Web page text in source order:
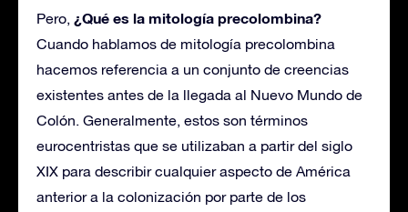
Pero, ¿Qué es la mitología precolombina?
Cuando hablamos de mitología precolombina
hacemos referencia a un conjunto de creencias
existentes antes de la llegada al Nuevo Mundo de
Colón. Generalmente, estos son términos
eurocentristas que se utilizaban a partir del siglo
XIX para describir cualquier aspecto de América
anterior a la colonización por parte de los